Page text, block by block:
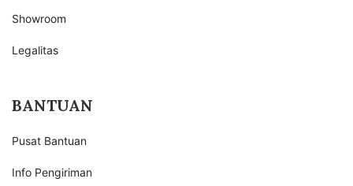
Showroom
Legalitas
BANTUAN
Pusat Bantuan
Info Pengiriman